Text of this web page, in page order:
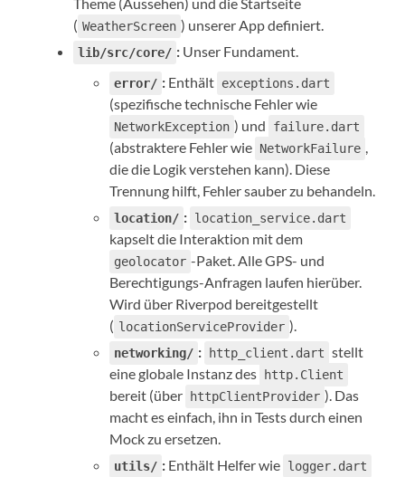
Theme (Aussehen) und die Startseite
( WeatherScreen ) unserer App definiert.
lib/src/core/ : Unser Fundament.
error/ : Enthält exceptions.dart
(spezifische technische Fehler wie
NetworkException ) und failure.dart
(abstraktere Fehler wie NetworkFailure ,
die die Logik verstehen kann). Diese
Trennung hilft, Fehler sauber zu behandeln.
location/ : location_service.dart
kapselt die Interaktion mit dem
geolocator -Paket. Alle GPS- und
Berechtigungs-Anfragen laufen hierüber.
Wird über Riverpod bereitgestellt
( locationServiceProvider ).
networking/ : http_client.dart stellt
eine globale Instanz des
http.Client
bereit (über httpClientProvider ). Das
macht es einfach, ihn in Tests durch einen
Mock zu ersetzen.
utils/ : Enthält Helfer wie logger.dart